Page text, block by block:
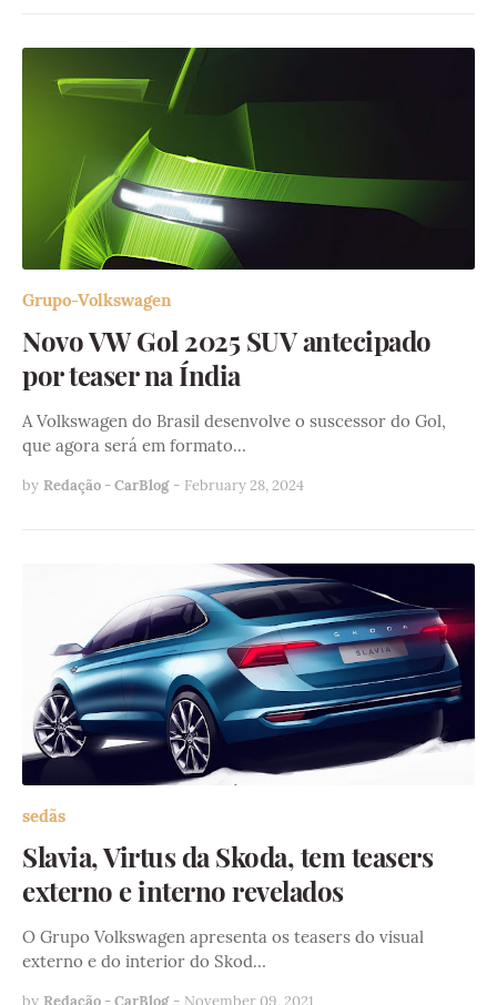
Grupo-Volkswagen
Novo VW Gol 2025 SUV antecipado
por teaser na Índia
A Volkswagen do Brasil desenvolve o suscessor do Gol,
que agora será em formato…
by Redação - CarBlog - February 28, 2024
sedãs
Slavia, Virtus da Skoda, tem teasers
externo e interno revelados
O Grupo Volkswagen apresenta os teasers do visual
externo e do interior do Skod…